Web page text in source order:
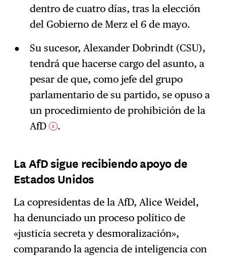
dentro de cuatro días, tras la elección
del Gobierno de Merz el 6 de mayo.
Su sucesor, Alexander Dobrindt (CSU),
tendrá que hacerse cargo del asunto, a
pesar de que, como jefe del grupo
parlamentario de su partido, se opuso a
un procedimiento de prohibición de la
AfD
5 .
La AfD sigue recibiendo apoyo de
Estados Unidos
La copresidentas de la AfD, Alice Weidel,
ha denunciado un proceso político de
«justicia secreta y desmoralización»,
comparando la agencia de inteligencia con